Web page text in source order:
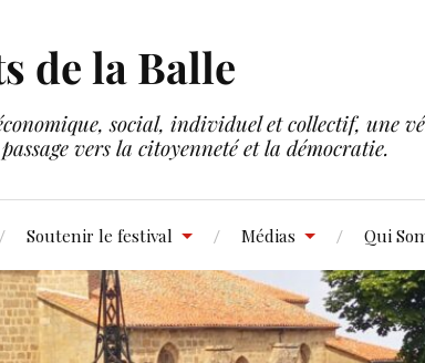
de la Balle
social, individuel et collectif, une
vers la citoyenneté et la démocratie.
Soutenir le festival Médias Qui